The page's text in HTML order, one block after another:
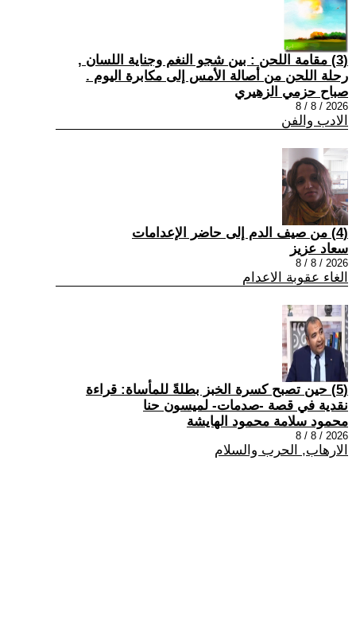
(3) مقامة اللحن : بين شجو النغم وجناية اللسان ,
رحلة اللحن من أصالة الأمس إلى مكابرة اليوم .
صباح حزمي الزهيري
2026 / 8 / 8
الادب والفن
(4) من صيف الدم إلى حاضر الإعدامات
سعاد عزيز
2026 / 8 / 8
الغاء عقوبة الاعدام
(5) حين تصبح كسرة الخبز بطلةً للمأساة: قراءة
نقدية في قصة -صدمات- لميسون حنا
محمود سلامة محمود الهايشة
2026 / 8 / 8
الارهاب, الحرب والسلام